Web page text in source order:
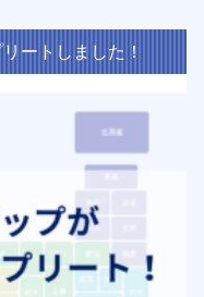
ートしました！